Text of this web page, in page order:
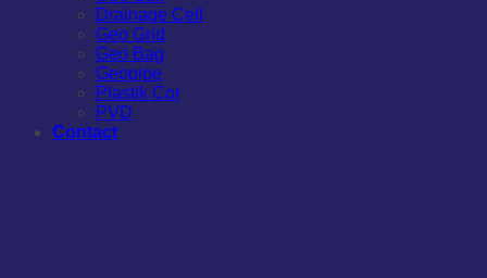
Drainage Cell
Geo Grid
Geo Bag
Geopipe
Plastik Cor
PVD
Contact